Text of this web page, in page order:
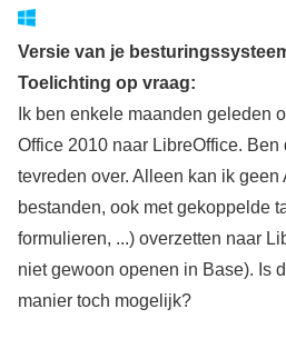
Versie van je
Toelichting op vraag:
Ik ben enkele maanden geleden
Office 2010 naar LibreOffice. Ben
tevreden over. Alleen kan ik
bestanden, ook met gekoppelde
formulieren, ...) overzetten naar
niet gewoon openen in Base). Is
manier toch mogelijk?